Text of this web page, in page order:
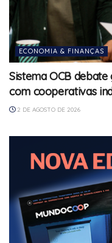
ECONOMIA & FINANÇAS
Sistema OCB
com cooperativas
2 DE AGOSTO DE 2026